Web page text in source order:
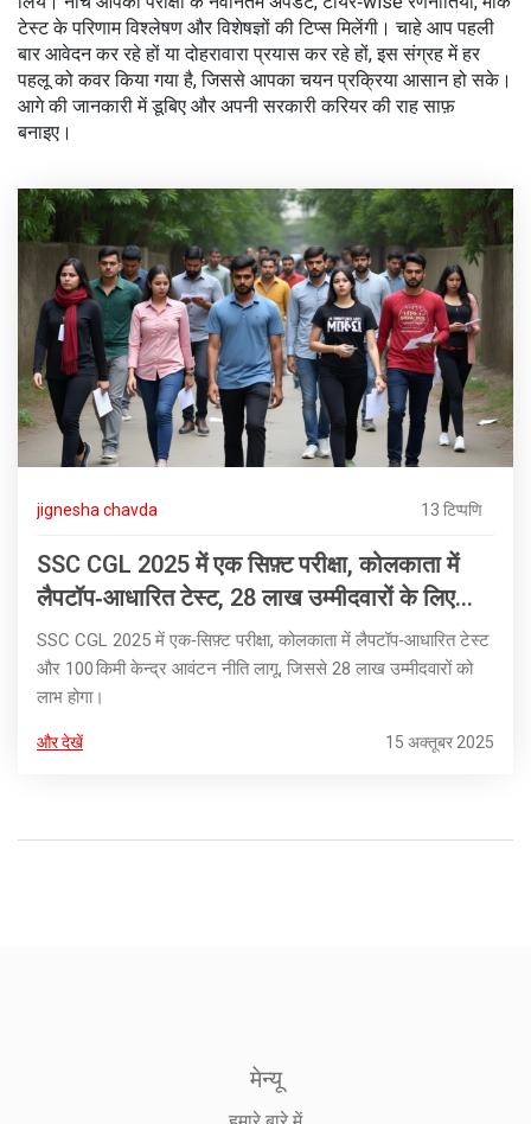
टेस्ट के परिणाम विश्लेषण और विशेषज्ञों की टिप्स मिलेंगी। चाहे आप पहली
बार आवेदन कर रहे हों या दोहरावारा प्रयास कर रहे हों, इस संग्रह में हर
पहलू को कवर किया गया है, जिससे आपका चयन प्रक्रिया आसान हो सके।
आगे की जानकारी में डूबिए और अपनी सरकारी करियर की राह साफ़
बनाइए।
jignesha chavda 13 टिप्पणि
SSC CGL 2025 में एक सिफ़्ट परीक्षा, कोलकाता में
लैपटॉप‑आधारित टेस्ट, 28 लाख उम्मीदवारों के लिए
100 किमी केन्द्र आवंटन
SSC CGL 2025 में एक‑सिफ़्ट परीक्षा, कोलकाता में लैपटॉप‑आधारित टेस्ट
और 100 किमी केन्द्र आवंटन नीति लागू, जिससे 28 लाख उम्मीदवारों को
लाभ होगा।
और देखें 15 अक्तूबर 2025
मेन्यू